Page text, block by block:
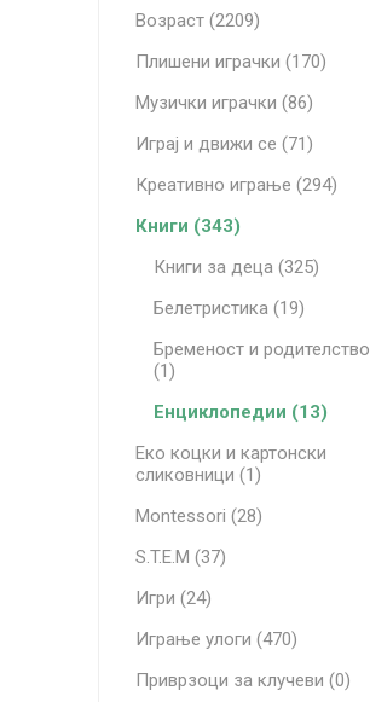
Возраст (2209)
Плишени играчки (170)
Музички играчки (86)
Играј и движи се (71)
Креативно играње (294)
Книги (343)
Книги за деца (325)
Белетристика (19)
Бременост и родителство
(1)
Енциклопедии (13)
Еко коцки и картонски
сликовници (1)
Montessori (28)
S.T.E.M (37)
Игри (24)
Играње улоги (470)
Приврзоци за клучеви (0)